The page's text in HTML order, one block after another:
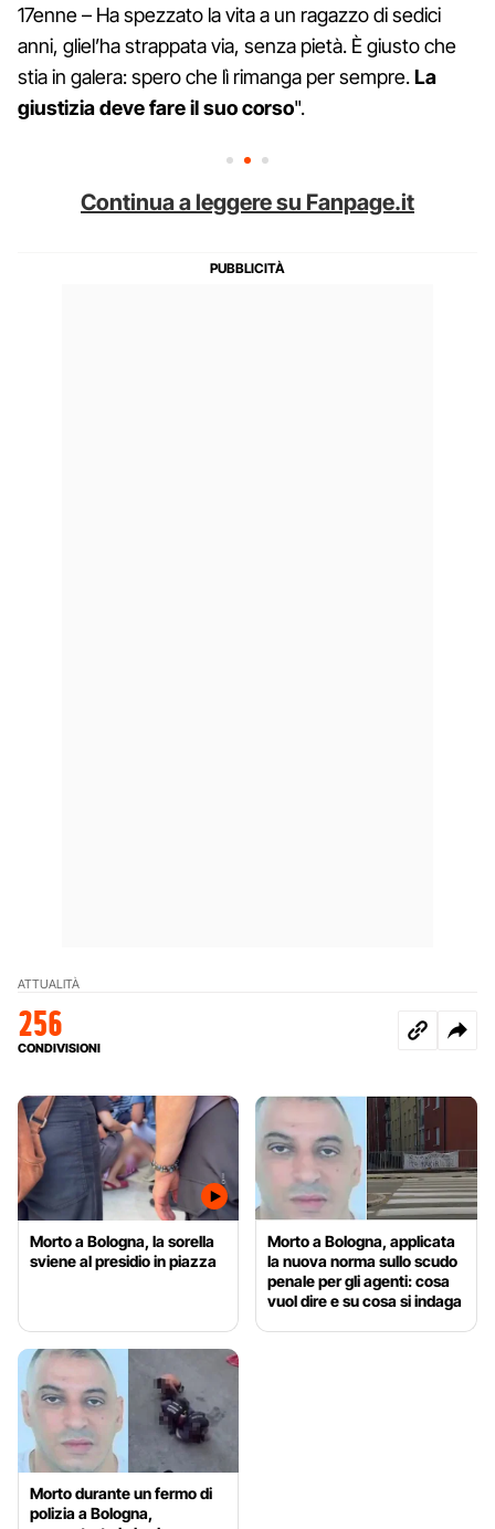
17enne – Ha spezzato la vita a un ragazzo di sedici
anni, gliel’ha strappata via, senza pietà. È giusto che
stia in galera: spero che lì rimanga per sempre.La
giustizia deve fare il suo corso".
Continua a leggere su Fanpage.it
ATTUALITÀ
256
CONDIVISIONI
Morto a Bologna, la sorella
sviene al presidio in piazza
Morto a Bologna, applicata
la nuova norma sullo scudo
penale per gli agenti: cosa
vuol dire e su cosa si indaga
Morto durante un fermo di
polizia a Bologna,